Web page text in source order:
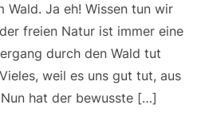
Wald. Ja eh! Wissen tun wir
freien Natur ist immer eine
durch den Wald tut
weil es uns gut tut, aus
hat der bewusste […]